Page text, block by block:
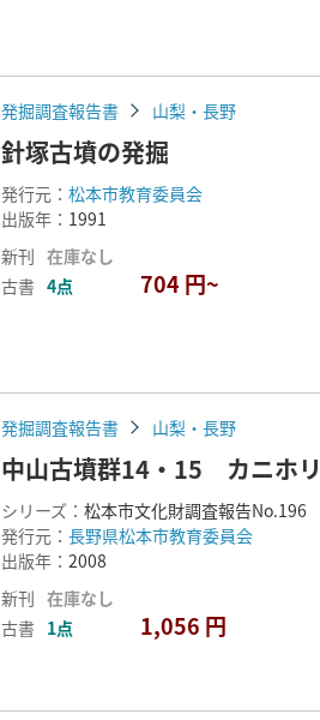
発掘調査報告書 山梨・長野
針塚古墳の発掘
発行元： 松本市教育委員会
出版年： 1991
新刊 在庫なし
古書 4点 704 円~
発掘調査報告書 山梨・長野
中山古墳群14・15 カニホ
シリーズ： 松本市文化財調査報告No.196
発行元： 長野県松本市教育委員会
出版年： 2008
新刊 在庫なし
古書 1点 1,056 円